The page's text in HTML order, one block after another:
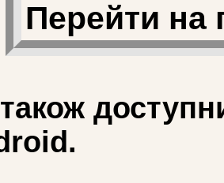
Перейти на